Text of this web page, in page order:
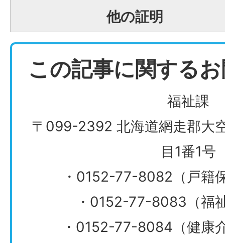
他の証明
この記事に関する
福祉課
〒099-2392 北海道網走郡大
目1番1号
・0152-77-8082（戸籍
・0152-77-8083（福
・0152-77-8084（健康